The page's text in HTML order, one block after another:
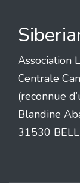
Association
Centrale
(reconnue
Blandine
31530